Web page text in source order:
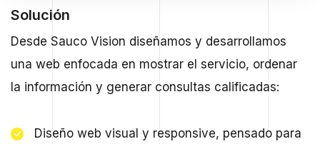
Solución
Desde Sauco Vision diseñamos y desarrollamos
una web enfocada en mostrar el servicio, ordenar
la información y generar consultas calificadas:
Diseño web visual y responsive, pensado para